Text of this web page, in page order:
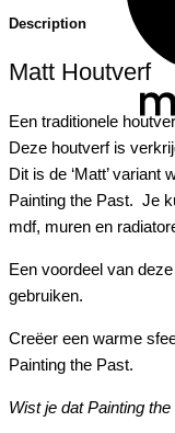
Description
Matt Houtverf
Een traditionele
Deze houtverf is
Dit is de ‘Matt’
Painting the Past. Je
mdf, muren en
Een voordeel van
gebruiken.
Creëer een warme
Painting the Past.
Wist je dat Painting